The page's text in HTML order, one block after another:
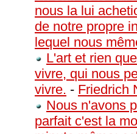
nous la lui
de notre propre
lequel nous
L'art et rien
vivre, qui nous
vivre. - Friedrich
Nous n'avons
parfait c'est la